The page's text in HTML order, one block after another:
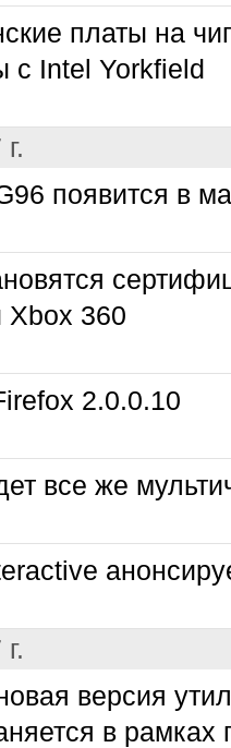
платы на
с Intel Yorkfield
появится в
360
2.0.0.10
все же
версия
в рамках